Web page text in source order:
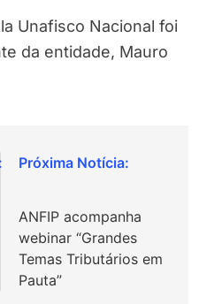
Unafisco Nacional foi
da entidade, Mauro
ANFIP acompanha
webinar “Grandes
Temas Tributários em
Pauta”